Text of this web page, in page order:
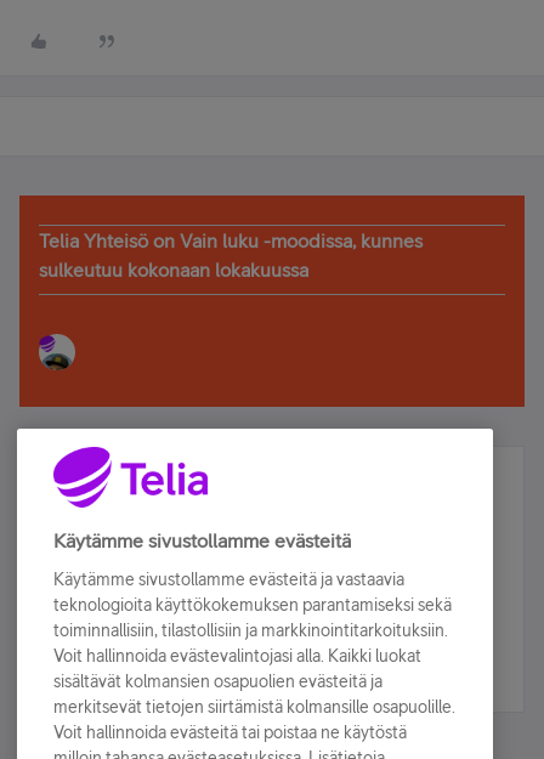
Telia Yhteisö on Vain luku -moodissa, kunnes
sulkeutuu kokonaan lokakuussa
Älä jää paitsi – osallistu ja voita!
Tilaa Telian uutiskirje ja olet mukana arvonnassa.
sähköpostiisi.
Tilaa nyt
Käytämme sivustollamme evästeitä
Käytämme sivustollamme evästeitä ja vastaavia
teknologioita käyttökokemuksen parantamiseksi sekä
toiminnallisiin, tilastollisiin ja markkinointitarkoituksiin.
Voit hallinnoida evästevalintojasi alla. Kaikki luokat
sisältävät kolmansien osapuolien evästeitä ja
merkitsevät tietojen siirtämistä kolmansille osapuolille.
Voit hallinnoida evästeitä tai poistaa ne käytöstä